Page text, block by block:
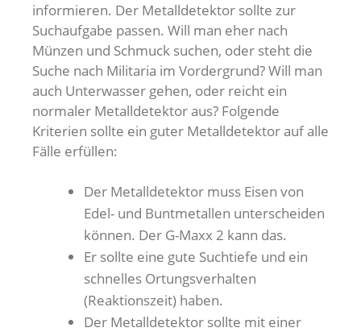
informieren. Der Metalldetektor sollte zur
Suchaufgabe passen. Will man eher nach
Münzen und Schmuck suchen, oder steht die
Suche nach Militaria im Vordergrund? Will man
auch Unterwasser gehen, oder reicht ein
normaler Metalldetektor aus? Folgende
Kriterien sollte ein guter Metalldetektor auf alle
Fälle erfüllen:
Der Metalldetektor muss Eisen von
Edel- und Buntmetallen unterscheiden
können. Der G-Maxx 2 kann das.
Er sollte eine gute Suchtiefe und ein
schnelles Ortungsverhalten
(Reaktionszeit) haben.
Der Metalldetektor sollte mit einer